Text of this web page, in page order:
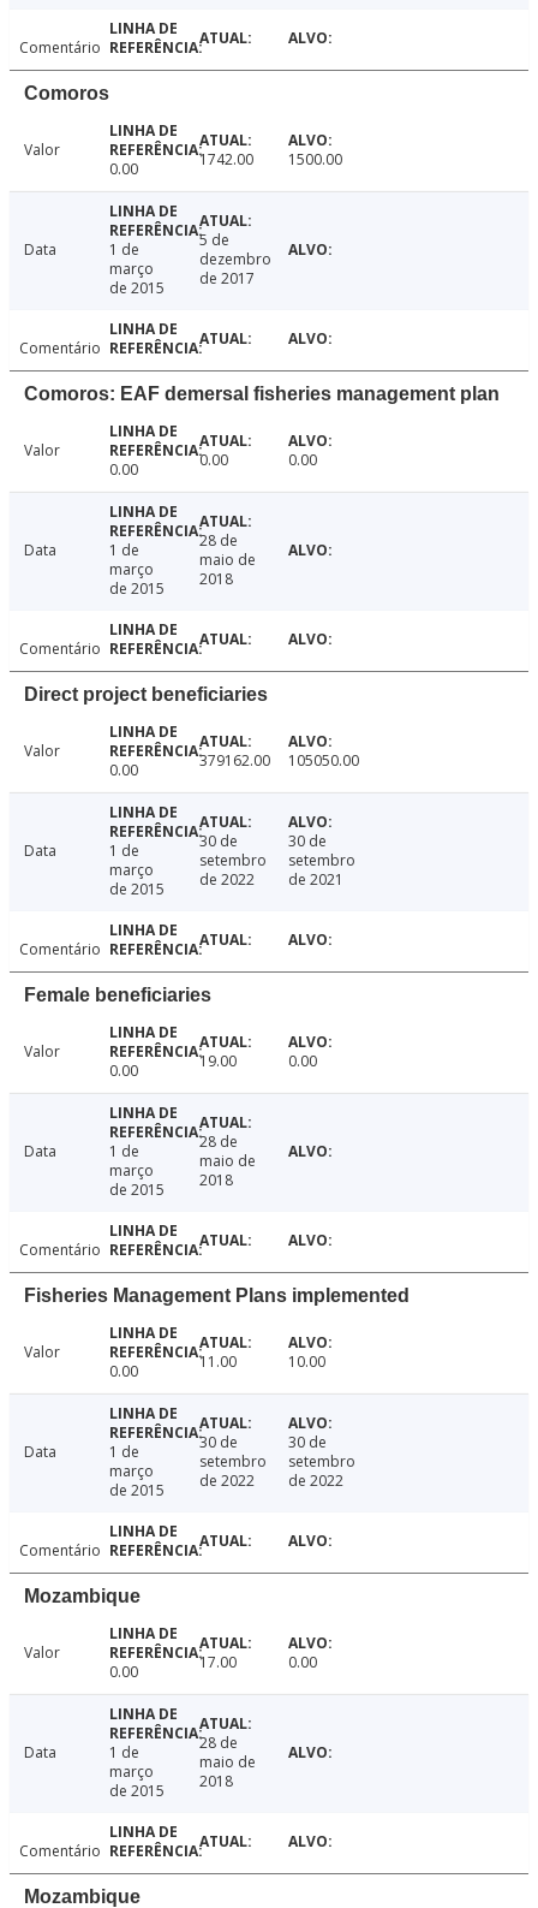
Comentário
Comoros
Valor
0.00
1742.00 1500.00
Data
1 de
março
de 2015
5 de
dezembro
de 2017
Comentário
Comoros: EAF demersal fisheries management plan
Valor
0.00
0.00 0.00
Data
1 de
março
de 2015
28 de
maio de
2018
Comentário
Direct project beneficiaries
Valor
0.00
379162.00 105050.00
Data
1 de
março
de 2015
30 de
setembro
de 2022
30 de
setembro
de 2021
Comentário
Female beneficiaries
Valor
0.00
19.00 0.00
Data
1 de
março
de 2015
28 de
maio de
2018
Comentário
Fisheries Management Plans implemented
Valor
0.00
11.00 10.00
Data
1 de
março
de 2015
30 de
setembro
de 2022
30 de
setembro
de 2022
Comentário
Mozambique
Valor
0.00
17.00 0.00
Data
1 de
março
de 2015
28 de
maio de
2018
Comentário
Mozambique